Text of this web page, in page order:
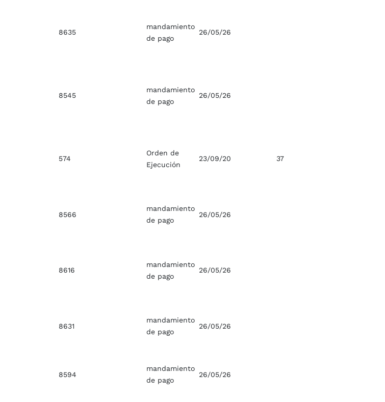
8635
mandamiento
de pago
26/05/26
8545
mandamiento
de pago
26/05/26
574
Orden de
Ejecución
23/09/20 37
8566
mandamiento
de pago
26/05/26
8616
mandamiento
de pago
26/05/26
8631
mandamiento
de pago
26/05/26
8594
mandamiento
de pago
26/05/26